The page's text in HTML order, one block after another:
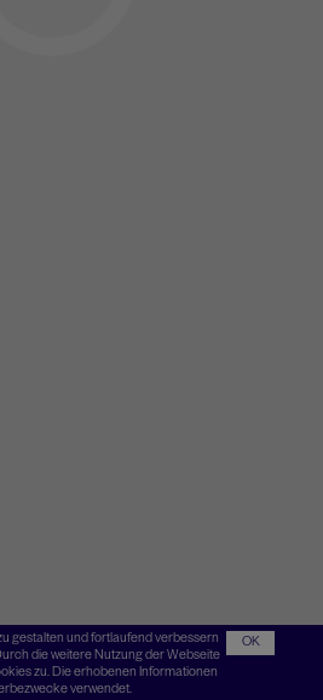
gestalten und fortlaufend verbessern
die weitere Nutzung der Webseite
zu. Die erhobenen Informationen
verwendet.
OK